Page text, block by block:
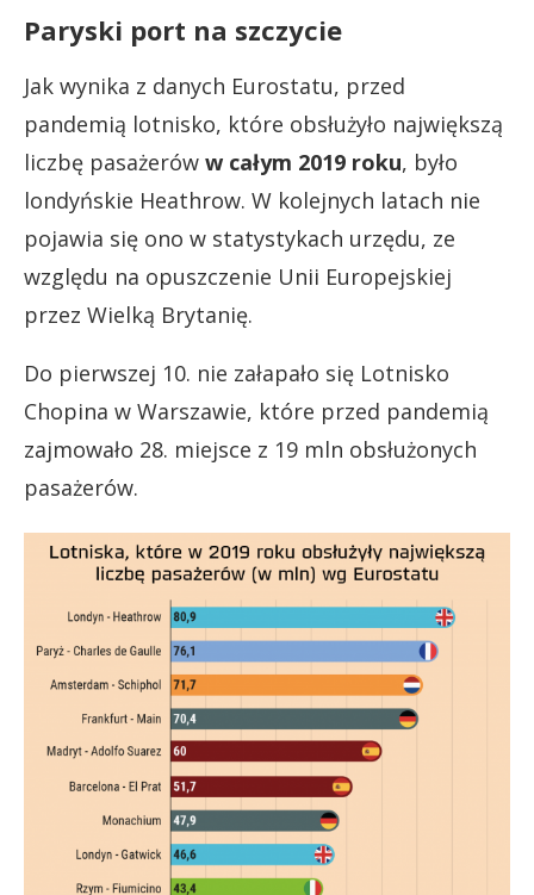
Paryski port na szczycie
Jak wynika z danych Eurostatu, przed
pandemią lotnisko, które obsłużyło największą
liczbę pasażerów w całym 2019 roku, było
londyńskie Heathrow. W kolejnych latach nie
pojawia się ono w statystykach urzędu, ze
względu na opuszczenie Unii Europejskiej
przez Wielką Brytanię.
Do pierwszej 10. nie załapało się Lotnisko
Chopina w Warszawie, które przed pandemią
zajmowało 28. miejsce z 19 mln obsłużonych
pasażerów.